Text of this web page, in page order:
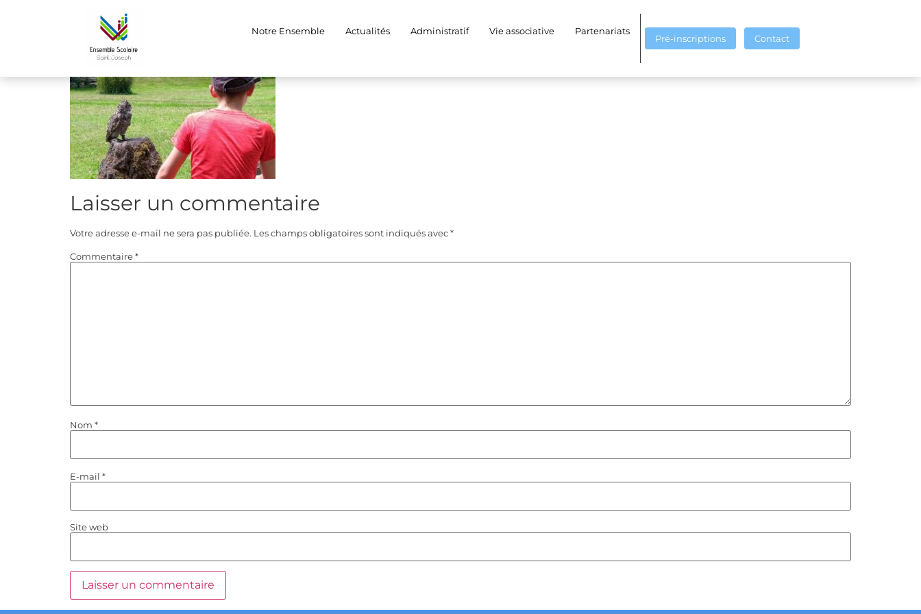
Notre Ensemble Actualités Administratif Vie associative Partenariats
Pré-inscriptions Contact
pal3
Laisser un commentaire
Votre adresse e-mail ne sera pas publiée. Les champs obligatoires sont indiqués avec*
Commentaire*
Nom *
E-mail *
Site web